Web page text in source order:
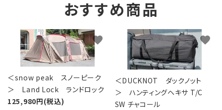
おすすめ商品
＜snow peak スノーピーク
＞ Land Lock ランドロック
125,980円(税込)
favorite
＜DUCKNOT ダックノット
＞ ハンティングヘキサ T/C
SW チャコール
favorite